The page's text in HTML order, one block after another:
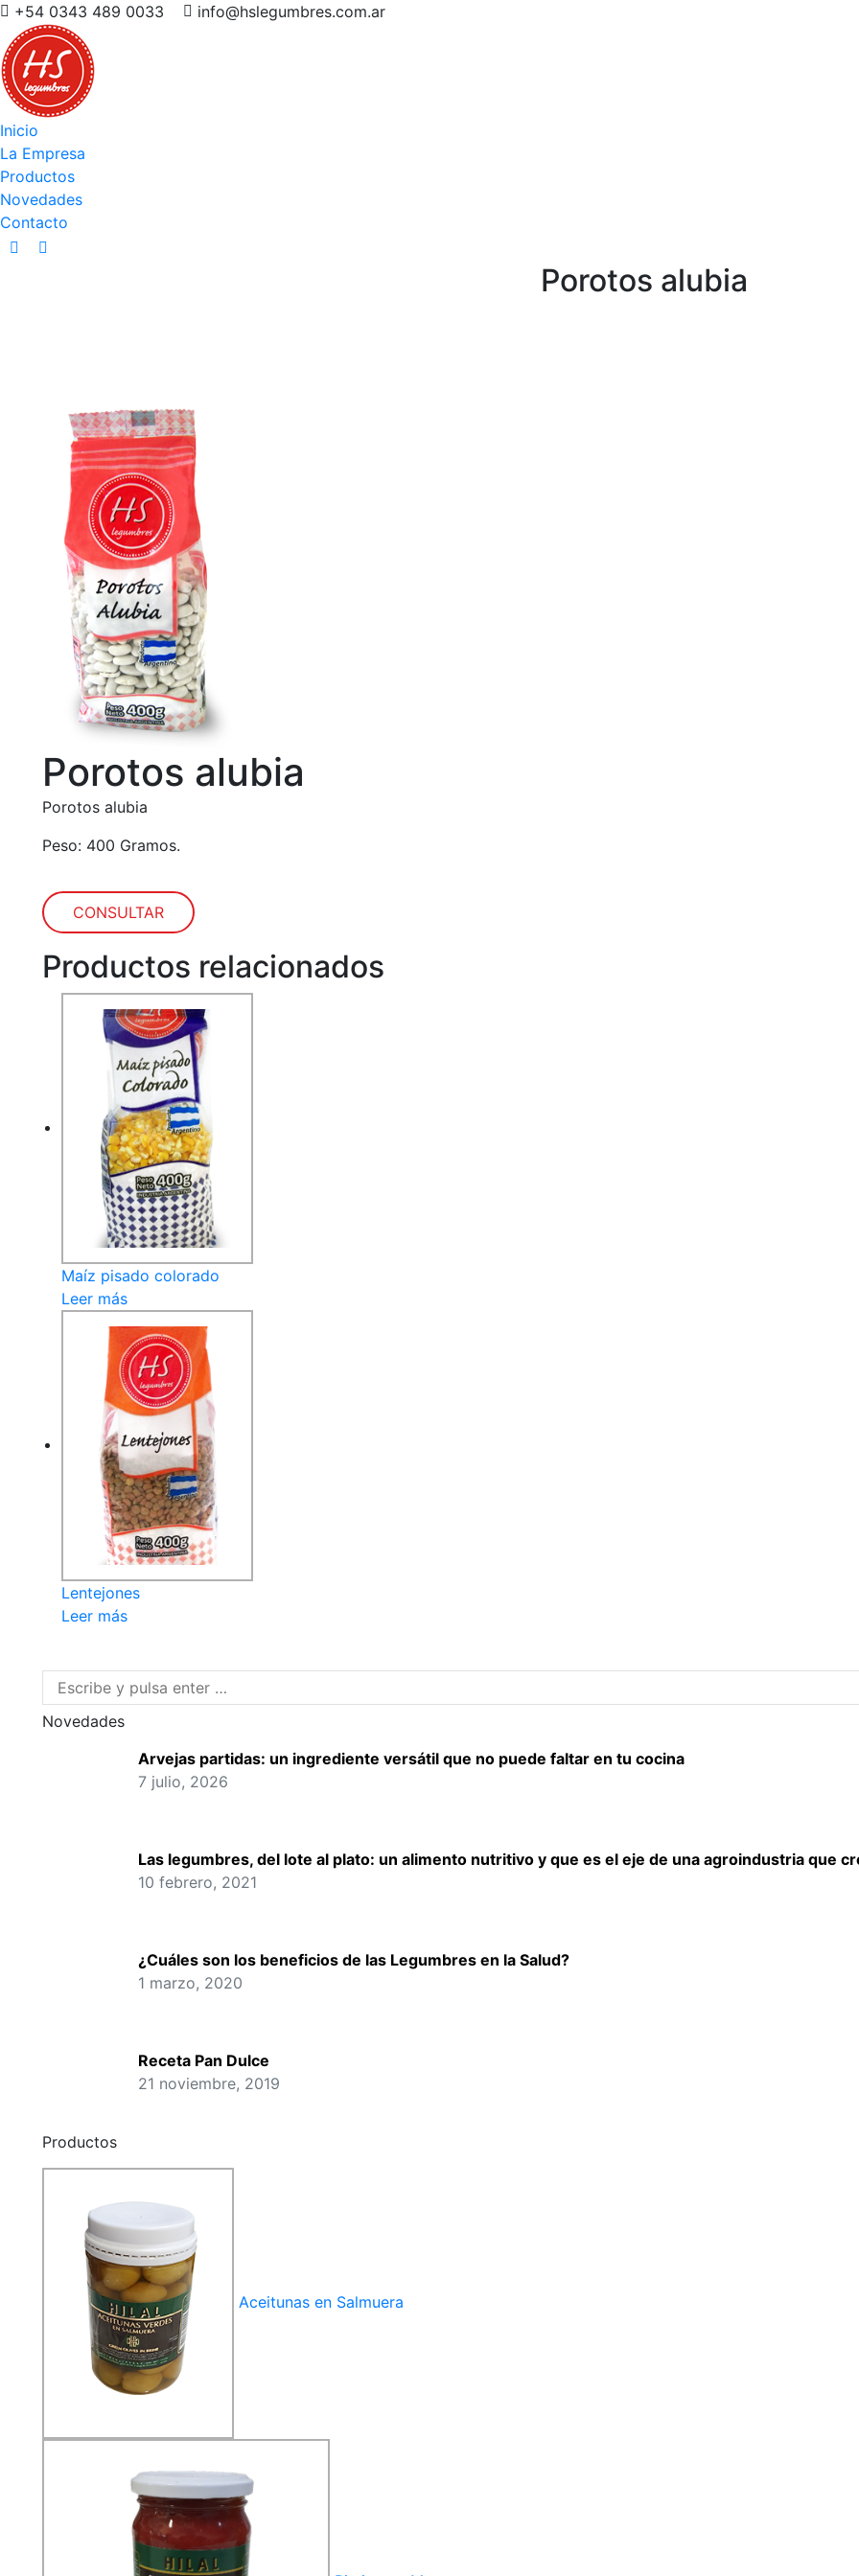
+54 0343 489 0033 info@hslegumbres.com.ar
Inicio
La Empresa
Productos
Novedades
Contacto
Facebook
Instagram
Porotos alubia
Porotos alubia
Porotos alubia
Peso: 400 Gramos.
CONSULTAR
Productos relacionados
Maíz pisado colorado
Leer más
Lentejones
Leer más
Buscar:
Novedades
Arvejas partidas: un ingrediente versátil que no puede faltar en tu cocina
7 julio, 2026
Las legumbres, del lote al plato: un alimento nutritivo y que es el eje de una agroindustria que
10 febrero, 2021
¿Cuáles son los beneficios de las Legumbres en la Salud?
1 marzo, 2020
Receta Pan Dulce
21 noviembre, 2019
Productos
Aceitunas en Salmuera